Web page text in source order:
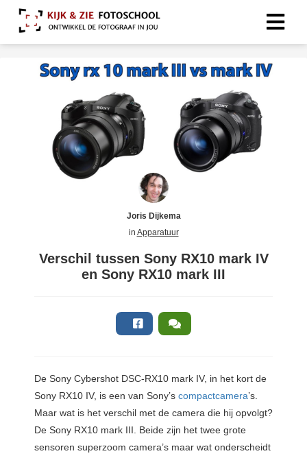
Joris Dijkema
in Apparatuur
Verschil tussen Sony RX10 mark IV
en Sony RX10 mark III
De Sony Cybershot DSC-RX10 mark IV, in het kort de
Sony RX10 IV, is een van Sony’s compactcamera’s.
Maar wat is het verschil met de camera die hij opvolgt?
De Sony RX10 mark III. Beide zijn het twee grote
sensoren superzoom camera’s maar wat onderscheidt